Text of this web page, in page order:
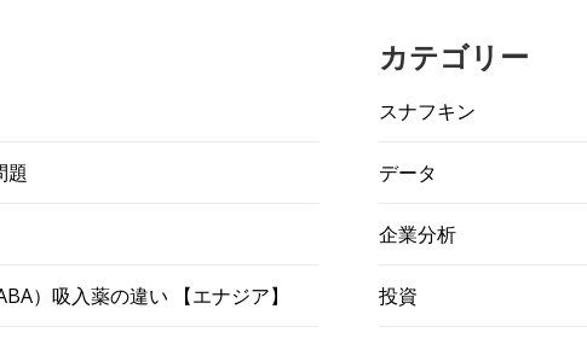
題
）吸入薬の違い 【エナジア】
カテゴリー
スナフキン
データ
企業分析
投資